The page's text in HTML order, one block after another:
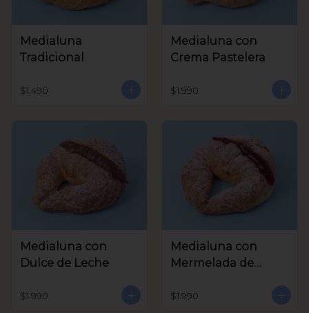
Medialuna
Tradicional
$1.490
Medialuna con
Crema Pastelera
$1.990
Medialuna con
Dulce de Leche
$1.990
Medialuna con
Mermelada de
$1.990